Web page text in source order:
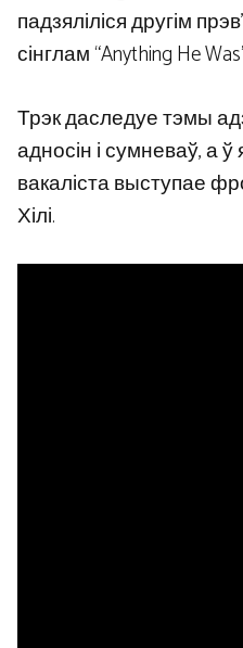
падзяліліся другім
сінглам “Anything He
Трэк даследуе тэмы
адносін і сумневаў, а
вакаліста выступае
Хілі.